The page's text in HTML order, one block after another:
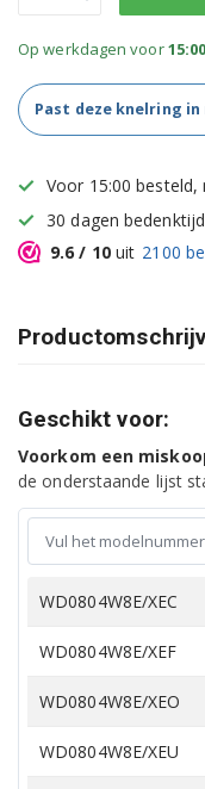
Op werkdagen voor15:00
Past deze knelring in
Voor 15:00 besteld,
30 dagen bedenktijd
9.6 / 10uit 2100
Geschikt voor:
Voorkom een
de onderstaande lijst
WD0804W8E/XEC
WD0804W8E/XEF
WD0804W8E/XEO
WD0804W8E/XEU